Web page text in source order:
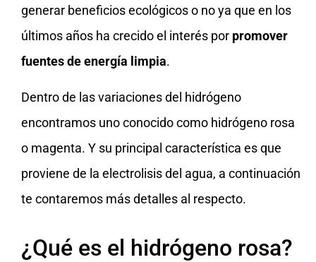
generar beneficios ecológicos o no ya que en los
últimos años ha crecido el interés por promover
fuentes de energía limpia.
Dentro de las variaciones del hidrógeno
encontramos uno conocido como hidrógeno rosa
o magenta. Y su principal característica es que
proviene de la electrolisis del agua, a continuación
te contaremos más detalles al respecto.
¿Qué es el hidrógeno rosa?